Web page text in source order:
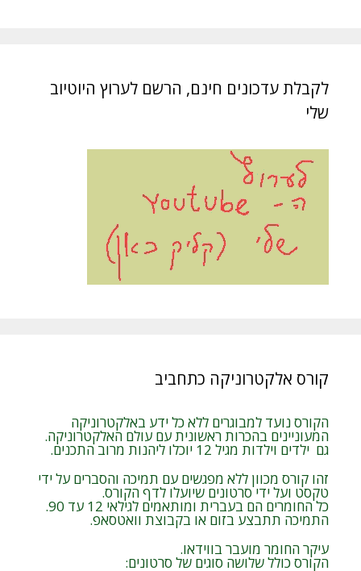
לקבלת עדכונים חינם, הרשם לערוץ היוטיוב
שלי
קורס אלקטרוניקה כתחביב
הקורס נועד למבוגרים ללא כל ידע באלקטרוניקה
המעוניינים בהכרות ראשונית עם עולם האלקטרוניקה.
גם ילדים וילדות מגיל 12 יוכלו ליהנות מרוב התכנים.
זהו קורס מכוון ללא מפגשים עם תמיכה והסברים על ידי
טקסט ועל ידי סרטונים שיועלו לדף הקורס.
כל החומרים הם בעברית ומותאמים לגילאי 12 עד 90.
התמיכה תתבצע בזום או בקבוצת וואטסאפ.
עיקר החומר מועבר בווידאו.
הקורס כולל שלושה סוגים של סרטונים: